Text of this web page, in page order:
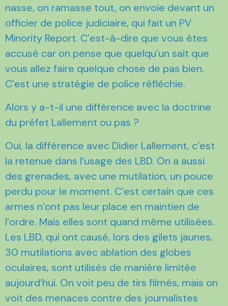
nasse, on ramasse tout, on envoie devant un
officier de police judiciaire, qui fait un PV
Minority Report. C’est-à-dire que vous êtes
accusé car on pense que quelqu’un sait que
vous allez faire quelque chose de pas bien.
C’est une stratégie de police réfléchie.
Alors y a-t-il une différence avec la doctrine
du préfet Lallement ou pas ?
Oui, la différence avec Didier Lallement, c’est
la retenue dans l’usage des LBD. On a aussi
des grenades, avec une mutilation, un pouce
perdu pour le moment. C’est certain que ces
armes n’ont pas leur place en maintien de
l’ordre. Mais elles sont quand même utilisées.
Les LBD, qui ont causé, lors des gilets jaunes,
30 mutilations avec ablation des globes
oculaires, sont utilisés de manière limitée
aujourd’hui. On voit peu de tirs filmés, mais on
voit des menaces contre des journalistes